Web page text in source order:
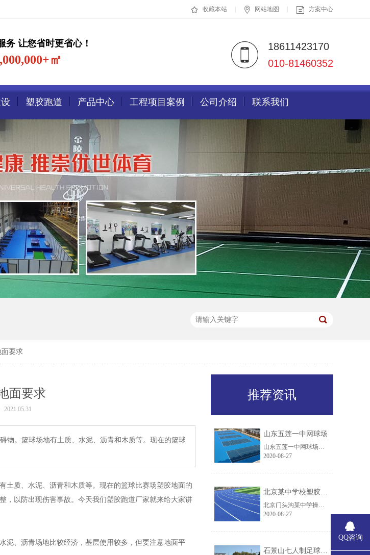
收藏本站 网站地图 方案中心
18611423170
010-81460352
务 让您省时更省心！
㎡
塑胶跑道 产品中心 工程项目案例 公司介绍 联系我们
要求
面要求
2021.05.31
物。篮球场地有土质、水泥、沥青和木质等。现在的篮球
土质、水泥、沥青和木质等。现在的篮球比赛场塑胶地面的
，以防出现伤害事故。今天我们塑胶跑道厂家就来给大家讲
泥、沥青场地比较经济，基层使用较多，但要注意地面平
推荐资讯
山东五莲一中网球场
山东五莲一中网球场施工时间：2020本次是我司在互联网上的客户，在去年2019就打电话来咨询网球场建造事宜，但因为场地基础施工缓慢，一直没有动工启动这个项目。好在我司业务人员认真负责追踪客户，将我公司的方案，产品，案例等一一介绍给客户，终于在2020客户选择信任我们公司，选择和我们公司合作我们公司也不负客......
2020-08-27
北京某中学校塑胶跑道
北京门头沟某中学操场塑胶跑道施工时间：2020年2020年是不平凡的一年，一场突如其来的由新型冠状病毒引起的肺炎疫情在国内蔓延，疫情的发生影响全国的各个行业以及人们的出行。在经过全国大家我们祖国上下万众一心，众志成城的共同努力，北京的疫情得到有效控制，防疫期间，各项工作都井井有序，家都纷纷为这次疫情作......
2020-08-27
石景山七人制足球场 7天建成
QQ咨询